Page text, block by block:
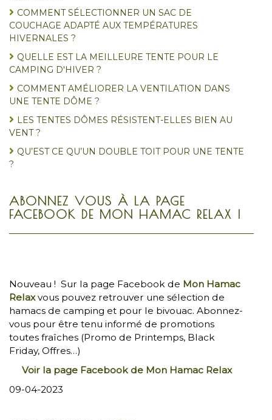
COMMENT SÉLECTIONNER UN SAC DE
COUCHAGE ADAPTÉ AUX TEMPÉRATURES
HIVERNALES ?
QUELLE EST LA MEILLEURE TENTE POUR LE
CAMPING D'HIVER ?
COMMENT AMÉLIORER LA VENTILATION DANS
UNE TENTE DÔME ?
LES TENTES DÔMES RÉSISTENT-ELLES BIEN AU
VENT ?
QU’EST CE QU’UN DOUBLE TOIT POUR UNE TENTE
?
ABONNEZ VOUS À LA PAGE
FACEBOOK DE MON HAMAC RELAX !
Nouveau ! Sur la page Facebook de Mon Hamac
Relaxvous pouvez retrouver une sélection de
hamacs de camping et pour le bivouac. Abonnez-
vous pour être tenu informé de promotions
toutes fraîches (Promo de Printemps, Black
Friday, Offres…)
Voir la page Facebook de Mon Hamac Relax
09-04-2023